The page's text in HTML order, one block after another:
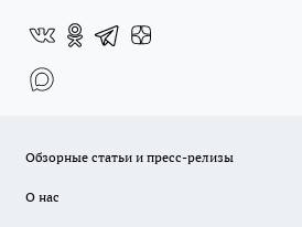
Обзорные статьи и пресс-релизы
О нас